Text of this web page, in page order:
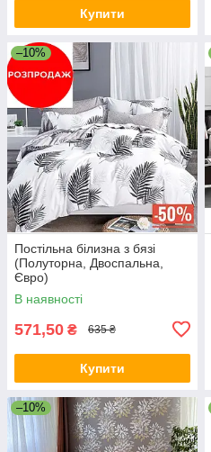
Купити
–10%
Постільна білизна з бязі
(Полуторна, Двоспальна,
Євро)
В наявності
571,50 ₴ 635 ₴
Купити
–10%